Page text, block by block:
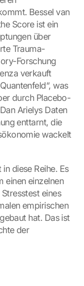
Bessel van
Score ist ein
über
Trauma-
Forschung
verkauft
was
durch Placebo-
Arielys Daten
enttarnt, die
wackelt
diese Reihe. Es
einen einzelnen
eines
empirischen
hat. Das ist
der